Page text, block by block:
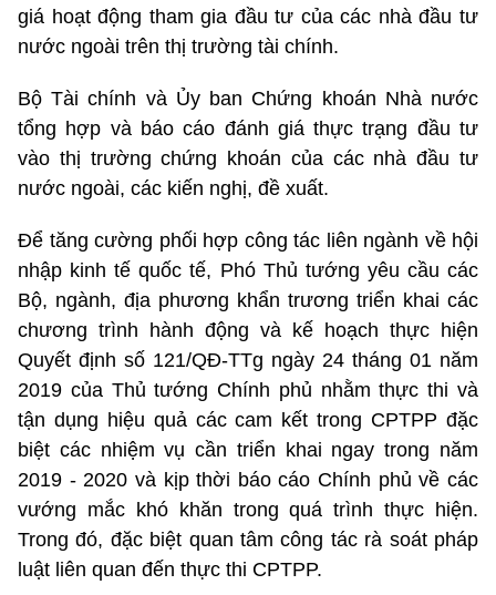
giá hoạt động tham gia đầu tư của các nhà đầu tư
nước ngoài trên thị trường tài chính.
Bộ Tài chính và Ủy ban Chứng khoán Nhà nước
tổng hợp và báo cáo đánh giá thực trạng đầu tư
vào thị trường chứng khoán của các nhà đầu tư
nước ngoài, các kiến nghị, đề xuất.
Để tăng cường phối hợp công tác liên ngành về hội
nhập kinh tế quốc tế, Phó Thủ tướng yêu cầu các
Bộ, ngành, địa phương khẩn trương triển khai các
chương trình hành động và kế hoạch thực hiện
Quyết định số 121/QĐ-TTg ngày 24 tháng 01 năm
2019 của Thủ tướng Chính phủ nhằm thực thi và
tận dụng hiệu quả các cam kết trong CPTPP đặc
biệt các nhiệm vụ cần triển khai ngay trong năm
2019 - 2020 và kịp thời báo cáo Chính phủ về các
vướng mắc khó khăn trong quá trình thực hiện.
Trong đó, đặc biệt quan tâm công tác rà soát pháp
luật liên quan đến thực thi CPTPP.